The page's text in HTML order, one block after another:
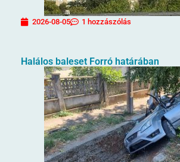
2026-08-05 1 hozzászólás
Halálos baleset Forró határában